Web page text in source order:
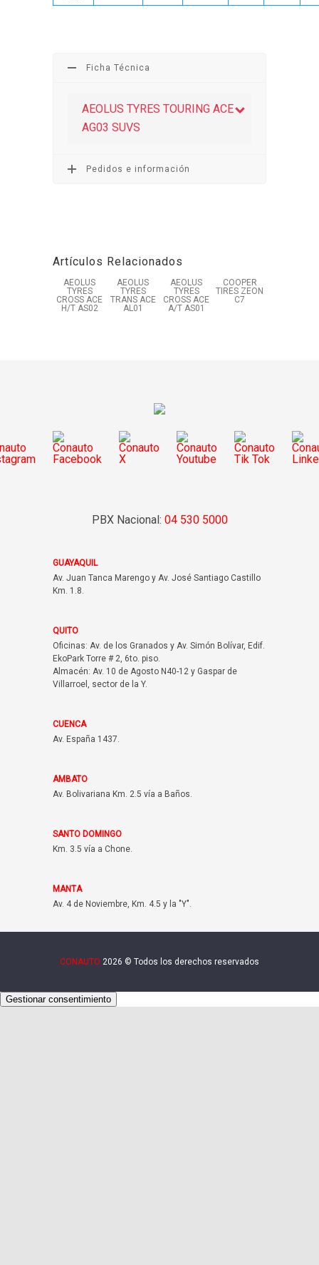
Ficha Técnica
AEOLUS TYRES TOURING ACE
AG03 SUVS
Pedidos e información
Artículos Relacionados
AEOLUS
TYRES
CROSS ACE
H/T AS02
AEOLUS
TYRES
TRANS ACE
AL01
AEOLUS
TYRES
CROSS ACE
A/T AS01
COOPER
TIRES ZEON
C7
PBX Nacional: 04 530 5000
GUAYAQUIL
Av. Juan Tanca Marengo y Av. José Santiago Castillo
Km. 1.8.
QUITO
Oficinas: Av. de los Granados y Av. Simón Bolívar, Edif.
EkoPark Torre # 2, 6to. piso.
Almacén: Av. 10 de Agosto N40-12 y Gaspar de
Villarroel, sector de la Y.
CUENCA
Av. España 1437.
AMBATO
Av. Bolivariana Km. 2.5 vía a Baños.
SANTO DOMINGO
Km. 3.5 vía a Chone.
MANTA
Av. 4 de Noviembre, Km. 4.5 y la "Y".
CONAUTO 2026 © Todos los derechos reservados
Gestionar consentimiento